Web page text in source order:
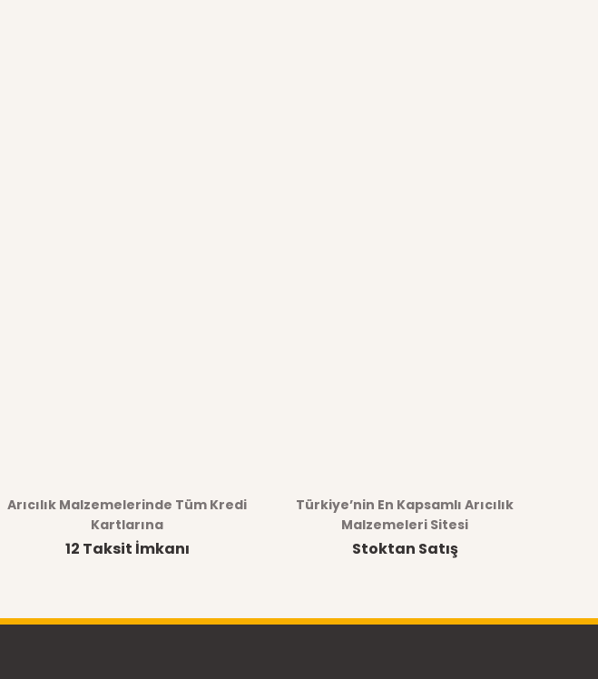
Arıcılık Malzemelerinde Tüm Kredi
Kartlarına
12 Taksit İmkanı
Türkiye’nin En Kapsamlı Arıcılık
Malzemeleri Sitesi
Stoktan Satış